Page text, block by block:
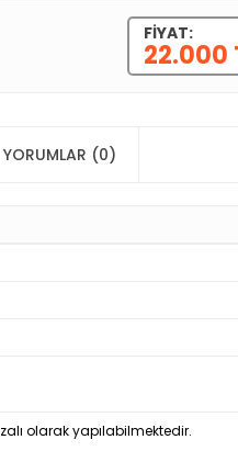
FIYAT:
22.000
YORUMLAR (0)
olarak yapılabilmektedir.